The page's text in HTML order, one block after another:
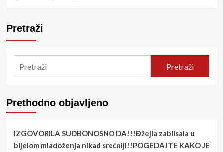
Pretraži
Pretraži
Prethodno objavljeno
IZGOVORILA SUDBONOSNO DA!!!Đžejla zablisala u
bijelom mladoženja nikad srećniji!!POGEDAJTE KAKO JE